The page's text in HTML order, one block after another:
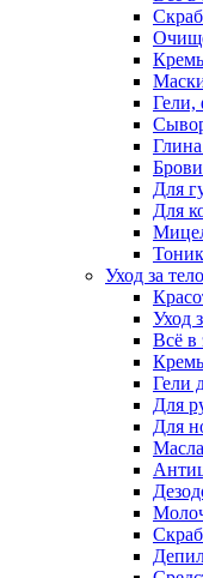
Для
Для
Уход за
Уход
Всё в
Гели
Для
Для